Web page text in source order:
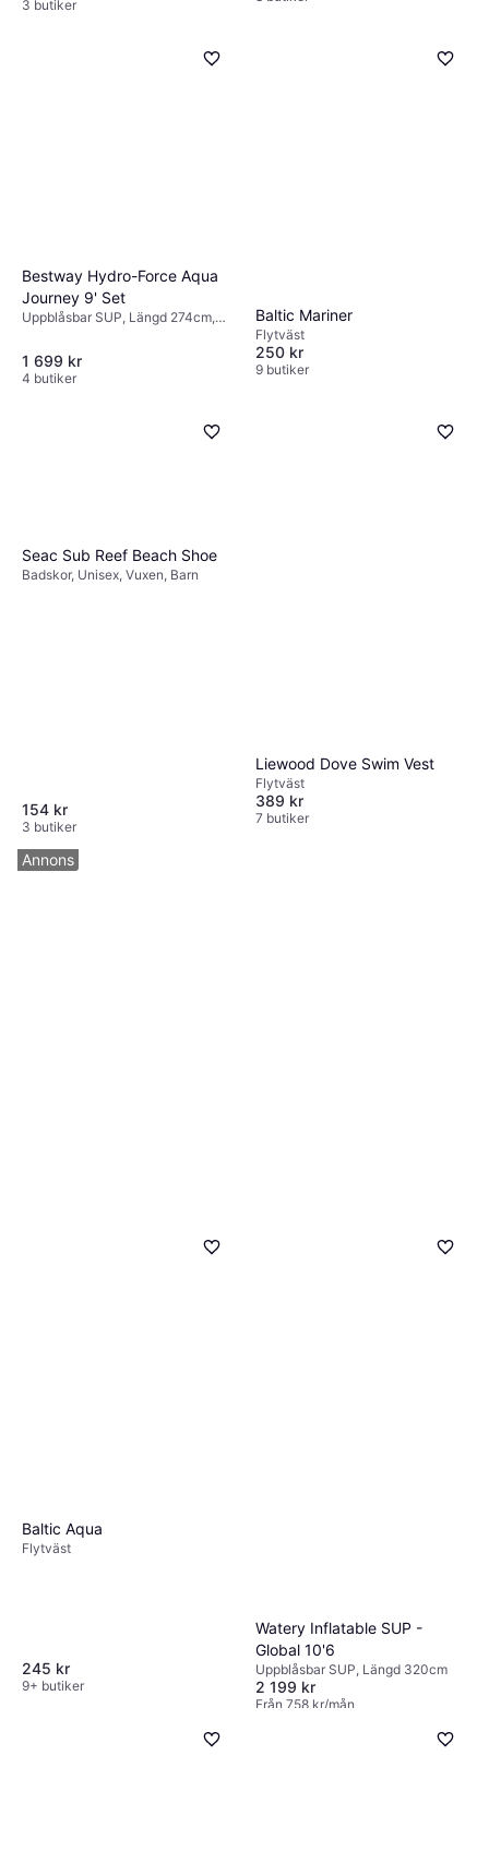
3 butiker
Bestway Hydro-Force Aqua
Journey 9' Set
Uppblåsbar SUP, Längd 274cm,
1 699 kr
4 butiker
Baltic Mariner
Flytväst
250 kr
9 butiker
Seac Sub Reef Beach Shoe
Badskor, Unisex, Vuxen, Barn
154 kr
3 butiker
Liewood Dove Swim Vest
Flytväst
389 kr
7 butiker
Baltic Aqua
Flytväst
245 kr
9+ butiker
Watery Inflatable SUP -
Global 10'6
Uppblåsbar SUP, Längd 320cm
2 199 kr
Från 758 kr/mån
Annons